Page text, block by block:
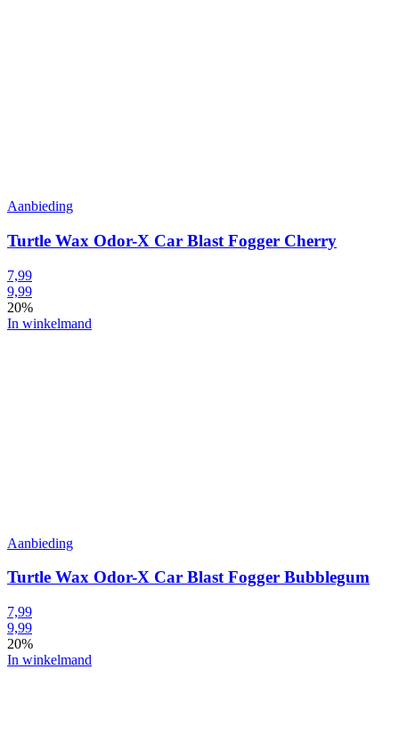
Aanbieding
Turtle Wax Odor-X Car Blast Fogger Cherry
7,99
9,99
20%
In winkelmand
Aanbieding
Turtle Wax Odor-X Car Blast Fogger Bubblegum
7,99
9,99
20%
In winkelmand